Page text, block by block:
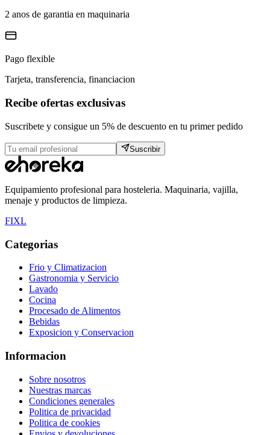
2 anos de garantia en maquinaria
Pago flexible
Tarjeta, transferencia, financiacion
Recibe ofertas exclusivas
Suscribete y consigue un 5% de descuento en tu primer pedido
Suscribir
Equipamiento profesional para hosteleria. Maquinaria, vajilla,
menaje y productos de limpieza.
FIXL
Categorias
Frio y Climatizacion
Gastronomia y Servicio
Lavado
Cocina
Procesado de Alimentos
Bebidas
Exposicion y Conservacion
Informacion
Sobre nosotros
Nuestras marcas
Condiciones generales
Politica de privacidad
Politica de cookies